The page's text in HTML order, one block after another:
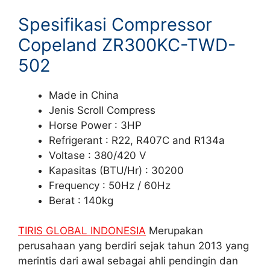
Spesifikasi Compressor
Copeland ZR300KC-TWD-
502
Made in China
Jenis Scroll Compress
Horse Power : 3HP
Refrigerant : R22, R407C and R134a
Voltase : 380/420 V
Kapasitas (BTU/Hr) : 30200
Frequency : 50Hz / 60Hz
Berat : 140kg
TIRIS GLOBAL INDONESIA Merupakan
perusahaan yang berdiri sejak tahun 2013 yang
merintis dari awal sebagai ahli pendingin dan